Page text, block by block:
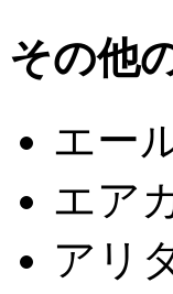
その他
エー
エア
アリ